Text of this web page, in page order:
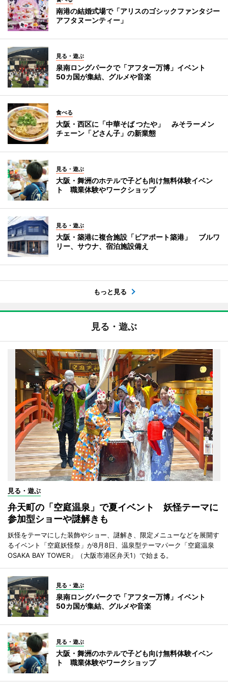
南港の結婚式場で「アリスのゴシックファンタジー
アフタヌーンティー」
見る・遊ぶ
泉南ロングパークで「アフター万博」イベント
50カ国が集結、グルメや音楽
食べる
大阪・西区に「中華そば つたや」 みそラーメン
チェーン「どさん子」の新業態
見る・遊ぶ
大阪・舞洲のホテルで子ども向け無料体験イベン
ト 職業体験やワークショップ
見る・遊ぶ
大阪・築港に複合施設「ビアポート築港」 ブルワ
リー、サウナ、宿泊施設備え
もっと見る
見る・遊ぶ
見る・遊ぶ
弁天町の「空庭温泉」で夏イベント 妖怪テーマに
参加型ショーや謎解きも
妖怪をテーマにした装飾やショー、謎解き、限定メニューなどを展開す
るイベント「空庭妖怪祭」が8月8日、温泉型テーマパーク「空庭温泉
OSAKA BAY TOWER」（大阪市港区弁天1）で始まる。
見る・遊ぶ
泉南ロングパークで「アフター万博」イベント
50カ国が集結、グルメや音楽
見る・遊ぶ
大阪・舞洲のホテルで子ども向け無料体験イベン
ト 職業体験やワークショップ